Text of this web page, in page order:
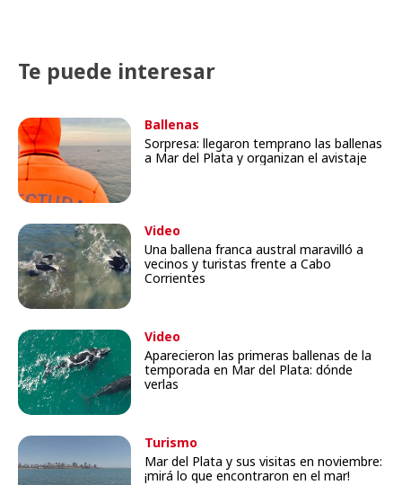
Te puede interesar
Ballenas
Sorpresa: llegaron temprano las ballenas
a Mar del Plata y organizan el avistaje
Video
Una ballena franca austral maravilló a
vecinos y turistas frente a Cabo
Corrientes
Video
Aparecieron las primeras ballenas de la
temporada en Mar del Plata: dónde
verlas
Turismo
Mar del Plata y sus visitas en noviembre:
¡mirá lo que encontraron en el mar!